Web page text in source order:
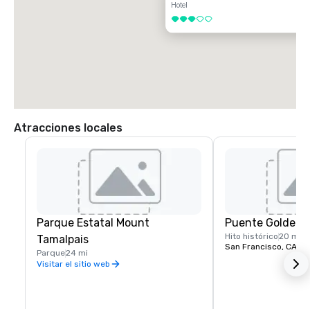
Hotel
3 de 5
Atracciones locales
Parque Estatal Mount
Tamalpais
Parque24 mi
Visitar el sitio web
Puente Golden
Hito histórico20 min
San Francisco, CA